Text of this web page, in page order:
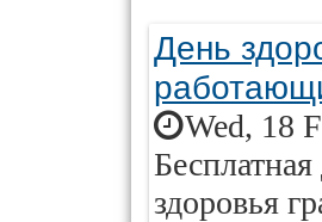
День
Wed, 18
здоровья